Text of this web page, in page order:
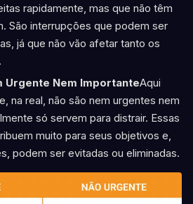
rapidamente, mas que não têm
São interrupções que podem ser
já que não vão afetar tanto os
Urgente Nem ImportanteAqui
na real, não são nem urgentes nem
só servem para distrair. Essas
muito para seus objetivos e,
podem ser evitadas ou eliminadas.